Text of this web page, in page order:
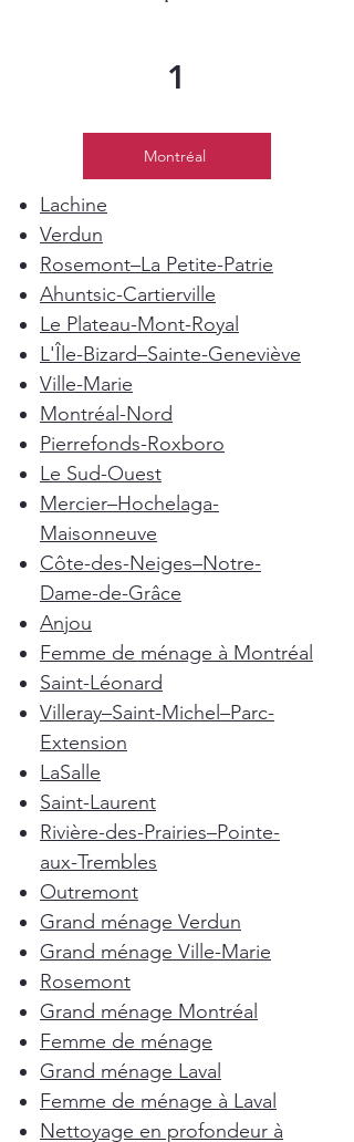
1
Montréal
Lachine
Verdun
Rosemont–La Petite-Patrie
Ahuntsic-Cartierville
Le Plateau-Mont-Royal
L'Île-Bizard–Sainte-Geneviève
Ville-Marie
Montréal-Nord
Pierrefonds-Roxboro
Le Sud-Ouest
Mercier–Hochelaga-
Maisonneuve
Côte-des-Neiges–Notre-
Dame-de-Grâce
Anjou
Femme de ménage à Montréal
Saint-Léonard
Villeray–Saint-Michel–Parc-
Extension
LaSalle
Saint-Laurent
Rivière-des-Prairies–Pointe-
aux-Trembles
Outremont
Grand ménage Verdun
Grand ménage Ville-Marie
Rosemont
Grand ménage Montréal
Femme de ménage
Grand ménage Laval
Femme de ménage à Laval
Nettoyage en profondeur à